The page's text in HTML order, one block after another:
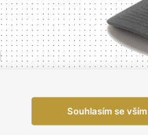
Souhlasím se vším